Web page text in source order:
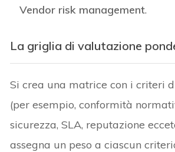
Vendor risk management.
La griglia di valutazione
Si crea una matrice con i criteri
(per esempio, conformità
sicurezza, SLA, reputazione
assegna un peso a ciascun